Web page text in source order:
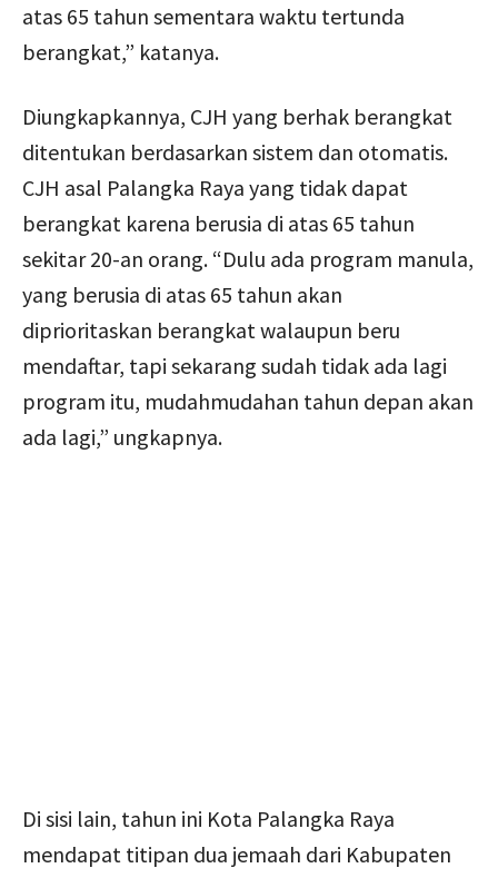
atas 65 tahun sementara waktu tertunda
berangkat,” katanya.
Diungkapkannya, CJH yang berhak berangkat
ditentukan berdasarkan sistem dan otomatis.
CJH asal Palangka Raya yang tidak dapat
berangkat karena berusia di atas 65 tahun
sekitar 20-an orang. “Dulu ada program manula,
yang berusia di atas 65 tahun akan
diprioritaskan berangkat walaupun beru
mendaftar, tapi sekarang sudah tidak ada lagi
program itu, mudahmudahan tahun depan akan
ada lagi,” ungkapnya.
Di sisi lain, tahun ini Kota Palangka Raya
mendapat titipan dua jemaah dari Kabupaten